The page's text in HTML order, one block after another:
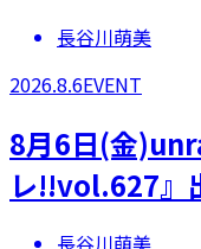
長谷川萌美
2026.8.6EVENT
8月6日(金
レ!!vol.627』
長谷川萌美